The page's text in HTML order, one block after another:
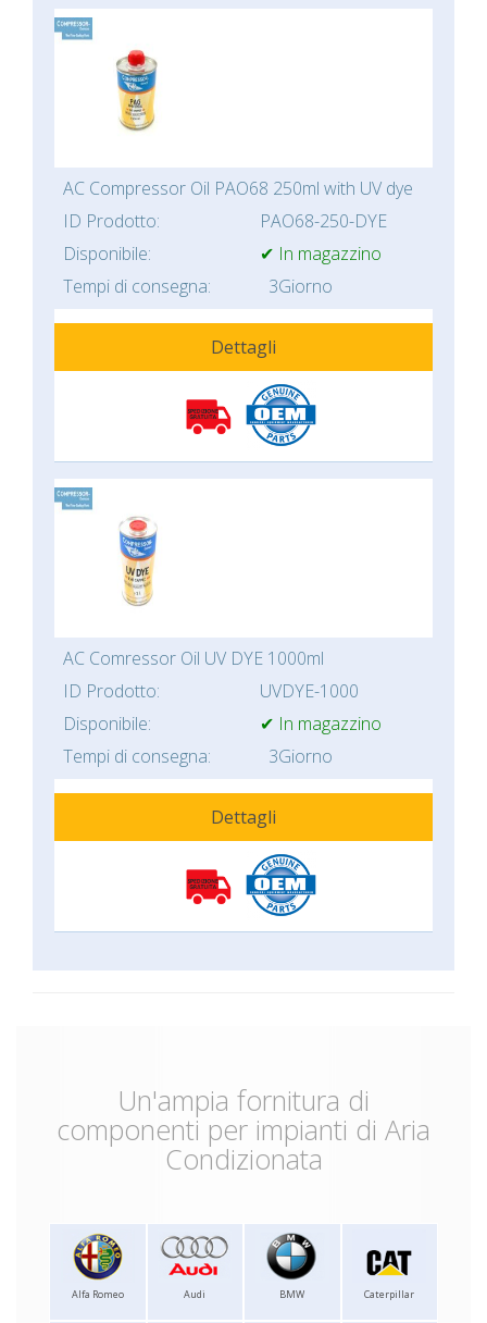
AC Compressor Oil PAO68 250ml with UV dye
ID Prodotto:
PAO68-250-DYE
Disponibile:
✔ In magazzino
Tempi di consegna:
3Giorno
Dettagli
AC Comressor Oil UV DYE 1000ml
ID Prodotto:
UVDYE-1000
Disponibile:
✔ In magazzino
Tempi di consegna:
3Giorno
Dettagli
Un'ampia fornitura di
componenti per impianti di Aria
Condizionata
Alfa Romeo Audi BMW Caterpillar